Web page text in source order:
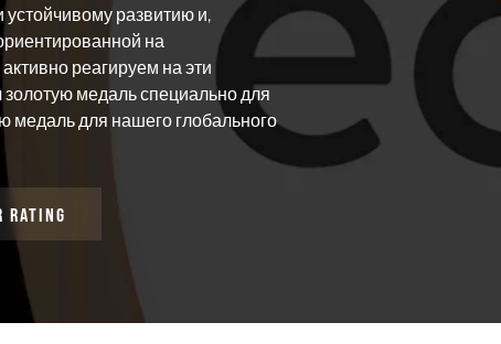
устойчивому развитию и,
на
реагируем на эти
золотую медаль специально для
медаль для нашего глобального
RATING